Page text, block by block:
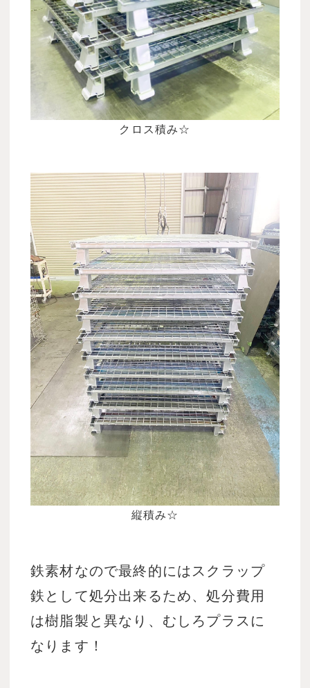
クロス積み☆
縦積み☆
鉄素材なので最終的にはスクラップ
鉄として処分出来るため、処分費用
は樹脂製と異なり、むしろプラスに
なります！